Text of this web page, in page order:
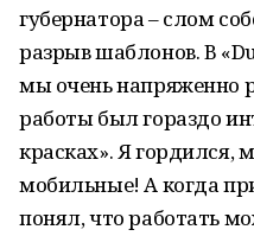
губернатора – слом
разрыв шаблонов. В
мы очень напряженно
работы был гораздо
красках». Я гордился,
мобильные! А когда
понял, что работать